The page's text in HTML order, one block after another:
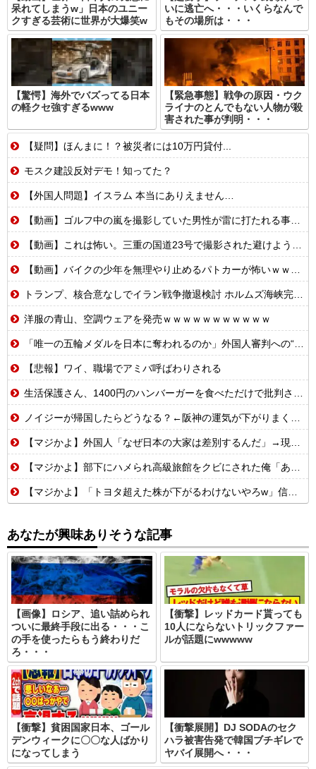
呆れてしまうw」日本のユニー
クすぎる芸術に世界が大爆笑w
いに逃亡へ・・・いくらなんで
もその場所は・・・
【驚愕】海外でバズってる日本
の軽クセ強すぎるwww
【緊急事態】戦争の原因・ウク
ライナのとんでもない人物が殺
害された事が判明・・・
【疑問】ほんまに！？被災者には10万円貸付...
モスク建設反対デモ！知ってた？
【外国人問題】イスラム 本当にありえません…
【動画】ゴルフ中の嵐を撮影していた男性が雷に打たれる事故。
【動画】これは怖い。三重の国道23号で撮影された避けようがないもらい事故の瞬間。
【動画】バイクの少年を無理やり止めるパトカーが怖いｗｗｗｗ
トランプ、核合意なしでイラン戦争撤退検討 ホルムズ海峡完全再開なら
洋服の青山、空調ウェアを発売ｗｗｗｗｗｗｗｗｗｗｗ
「唯一の五輪メダルを日本に奪われるのか」外国人審判への“性接待”で大揺れの韓国サッカー界、ロンドン五輪メダル剝奪の可能性に戦々恐々「前例がない」
【悲報】ワイ、職場でアミバ呼ばわりされる
生活保護さん、1400円のハンバーガーを食べただけで批判される
ノイジーが帰国したらどうなる？←阪神の運気が下がりまくるやろな
【マジかよ】外国人「なぜ日本の大家は差別するんだ」→現役大家の実録に反論できず
【マジかよ】部下にハメられ高級旅館をクビにされた俺「あとは頑張れよ」→廃業寸前の元三ツ星レストランでバイトを始めた結果
【マジかよ】「トヨタ超えた株が下がるわけないやろw」信用全力でキオクシア買った男たちの末路まとめwww
あなたが興味ありそうな記事
【画像】ロシア、追い詰められ
ついに最終手段に出る・・・こ
の手を使ったらもう終わりだ
ろ・・・
【衝撃】レッドカード貰っても
10人にならないトリックファー
ルが話題にwwwww
【衝撃】貧困国家日本、ゴール
デンウィークに〇〇な人ばかり
になってしまう
【衝撃展開】DJ SODAのセク
ハラ被害告発で韓国ブチギレで
ヤバイ展開へ・・・